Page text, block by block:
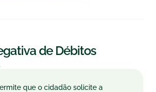
de Débitos
que o cidadão solicite a